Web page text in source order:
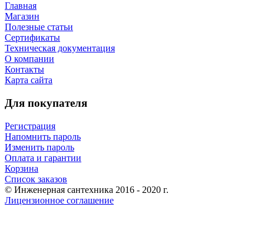
Главная
Магазин
Полезные статьи
Сертификаты
Техническая документация
О компании
Контакты
Карта сайта
Для покупателя
Регистрация
Напомнить пароль
Изменить пароль
Оплата и гарантии
Корзина
Список заказов
© Инженерная сантехника 2016 - 2020 г.
Лицензионное соглашение